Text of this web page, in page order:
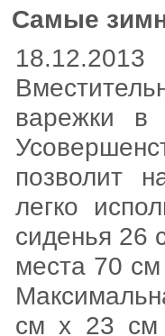
Самые
18.12.2013
варежки в
позволит
легко
сиденья 26
места 70
см x 23 см